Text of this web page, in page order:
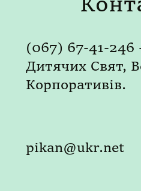
(067) 67-41-246
Дитячих Свят,
Корпоративів.
pikan@ukr.net